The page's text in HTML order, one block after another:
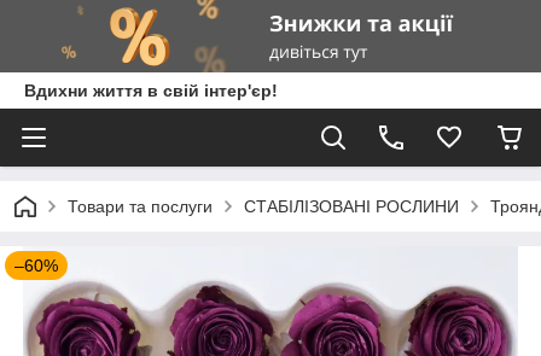
Вдихни життя в свій інтер'єр!
Товари та послуги СТАБІЛІЗОВАНІ РОСЛИНИ
–60%